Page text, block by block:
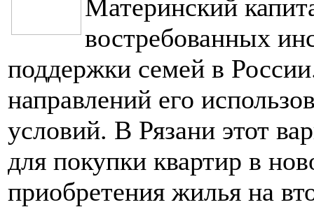
Материнский
востребованных
поддержки семей в
направлений его
условий. В Рязани этот
для покупки квартир в
приобретения жилья на